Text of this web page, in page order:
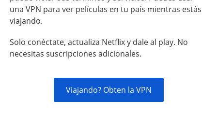
una VPN para ver películas en tu país mientras estás
viajando.
Solo conéctate, actualiza Netflix y dale al play. No
necesitas suscripciones adicionales.
Viajando? Obten la VPN